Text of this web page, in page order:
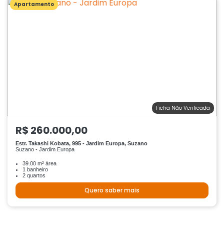
Apartamento
Ficha Não Verificada
R$ 260.000,00
Estr. Takashi Kobata, 995 - Jardim Europa, Suzano
Suzano - Jardim Europa
39.00 m² área
1 banheiro
2 quartos
Quero saber mais